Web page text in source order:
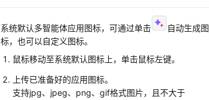
系统默认多智能体应用图标，可通过单击
自动生成图
标，也可以自定义图标。
鼠标移动至系统默认图标上，单击鼠标左键。
上传已准备好的应用图标。
支持jpg、jpeg、png、gif格式图片，且不大于